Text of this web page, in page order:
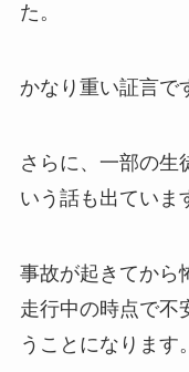
た。
かなり重い証言で
さらに、一部の生
いう話も出ていま
事故が起きてから
走行中の時点で不
うことになります。